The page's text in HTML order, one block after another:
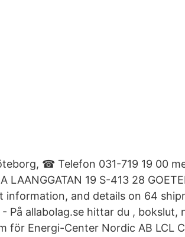
☎ Telefon 031-719 19 00
19 S-413 28
information, and details on 64
På allabolag.se hittar du , bokslut,
för Energi-Center Nordic AB LCL